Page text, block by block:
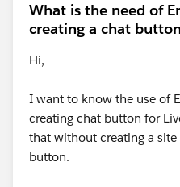
What is the need of
creating a chat
Hi,
I want to know the use of
creating chat button for
that without creating a
button.